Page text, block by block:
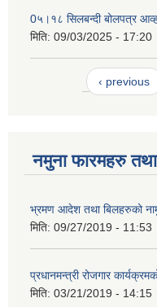
0५।१८ सिलबन्दी बोलपत्र
मिति: 09/03/2025 - 17:20
‹ previous
नमुना फारमहरु
भ्रमण आदेश तथा बिलहरुको
मिति: 09/27/2019 - 11:53
प्रधानमन्त्री रोजगार
मिति: 03/21/2019 - 14:15